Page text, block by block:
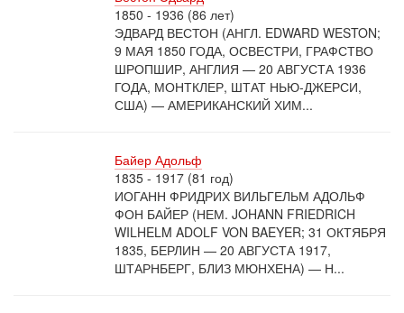
1850 - 1936 (86 лет)
ЭДВАРД ВЕСТОН (АНГЛ. EDWARD WESTON;
9 МАЯ 1850 ГОДА, ОСВЕСТРИ, ГРАФСТВО
ШРОПШИР, АНГЛИЯ — 20 АВГУСТА 1936
ГОДА, МОНТКЛЕР, ШТАТ НЬЮ-ДЖЕРСИ,
США) — АМЕРИКАНСКИЙ ХИМ...
Байер Адольф
1835 - 1917 (81 год)
ИОГАНН ФРИДРИХ ВИЛЬГЕЛЬМ АДОЛЬФ
ФОН БАЙЕР (НЕМ. JOHANN FRIEDRICH
WILHELM ADOLF VON BAEYER; 31 ОКТЯБРЯ
1835, БЕРЛИН — 20 АВГУСТА 1917,
ШТАРНБЕРГ, БЛИЗ МЮНХЕНА) — Н...